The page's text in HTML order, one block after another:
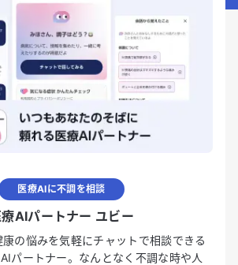
医療AIに不調を相談
AIパートナー ユビー
の悩みを気軽にチャットで相談できる
パートナー。なんとなく不調な時や人